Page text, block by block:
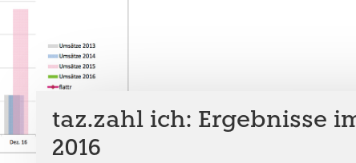
taz.zahl ich: Ergebnisse
2016